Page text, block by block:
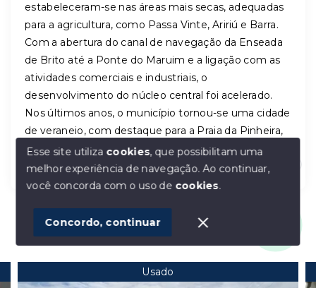
estabeleceram-se nas áreas mais secas, adequadas
para a agricultura, como Passa Vinte, Aririú e Barra.
Com a abertura do canal de navegação da Enseada
de Brito até a Ponte do Maruim e a ligação com as
atividades comerciais e industriais, o
desenvolvimento do núcleo central foi acelerado.
Nos últimos anos, o município tornou-se uma cidade
de veraneio, com destaque para a Praia da Pinheira,
Guarda do Embaú e Praia do Sonho.
Imóveis similares
Usado
Olá! Estamos disponíveis para te ajudar.
Esse site utiliza cookies, que possibilitam uma
melhor experiência de navegação.Ao continuar,
você concorda com o uso de cookies.
Concordo, continuar